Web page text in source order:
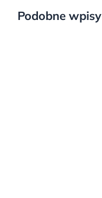
Podobne wpisy